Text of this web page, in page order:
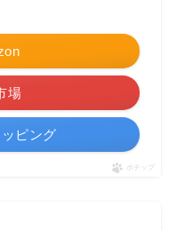
場
ピング
ポチップ